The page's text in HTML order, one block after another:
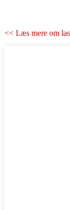
<< Læs mere om